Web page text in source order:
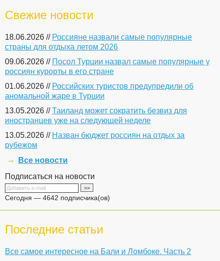
Свежие новости
18.06.2026 // Россияне назвали самые популярные
страны для отдыха летом 2026
09.06.2026 // Посол Турции назвал самые популярные у
россиян курорты в его стране
01.06.2026 // Российских туристов предупредили об
аномальной жаре в Турции
13.05.2026 //Таиланд может сократить безвиз для
иностранцев уже на следующей неделе
13.05.2026 // Назван бюджет россиян на отдых за
рубежом
Все новости
Подписаться на новости
Сегодня — 4642 подписчика(ов)
Последние статьи
Все самое интересное на Бали и Ломбоке. Часть 2